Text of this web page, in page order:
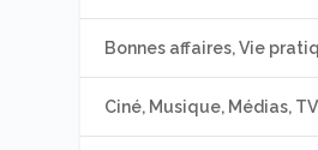
Bonnes affaires, Vie
Ciné, Musique, Médias, TV